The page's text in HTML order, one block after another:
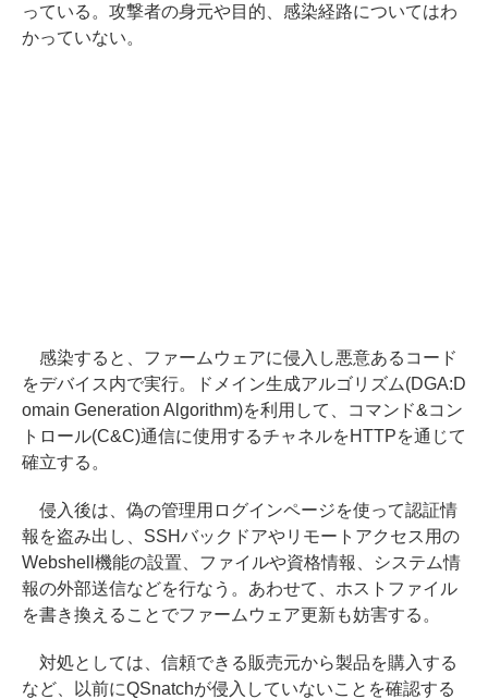
っている。攻撃者の身元や目的、感染経路についてはわ
かっていない。
感染すると、ファームウェアに侵入し悪意あるコード
をデバイス内で実行。ドメイン生成アルゴリズム(DGA:D
omain Generation Algorithm)を利用して、コマンド&コン
トロール(C&C)通信に使用するチャネルをHTTPを通じて
確立する。
侵入後は、偽の管理用ログインページを使って認証情
報を盗み出し、SSHバックドアやリモートアクセス用の
Webshell機能の設置、ファイルや資格情報、システム情
報の外部送信などを行なう。あわせて、ホストファイル
を書き換えることでファームウェア更新も妨害する。
対処としては、信頼できる販売元から製品を購入する
など、以前にQSnatchが侵入していないことを確認する